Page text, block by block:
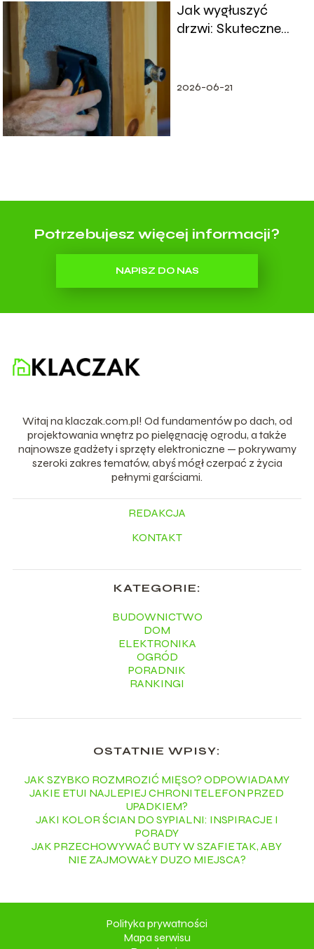
Jak wygłuszyć
drzwi: Skuteczne
2026-06-21
Potrzebujesz więcej informacji?
NAPISZ DO NAS
Witaj na klaczak.com.pl! Od fundamentów po dach, od
projektowania wnętrz po pielęgnację ogrodu, a także
najnowsze gadżety i sprzęty elektroniczne — pokrywamy
szeroki zakres tematów, abyś mógł czerpać z życia
pełnymi garściami.
REDAKCJA
KONTAKT
KATEGORIE:
BUDOWNICTWO
DOM
ELEKTRONIKA
OGRÓD
PORADNIK
RANKINGI
OSTATNIE WPISY:
JAK SZYBKO ROZMROZIĆ MIĘSO? ODPOWIADAMY
JAKIE ETUI NAJLEPIEJ CHRONI TELEFON PRZED
UPADKIEM?
JAKI KOLOR ŚCIAN DO SYPIALNI: INSPIRACJE I
PORADY
JAK PRZECHOWYWAĆ BUTY W SZAFIE TAK, ABY
NIE ZAJMOWAŁY DUZO MIEJSCA?
Polityka prywatności
Mapa serwisu